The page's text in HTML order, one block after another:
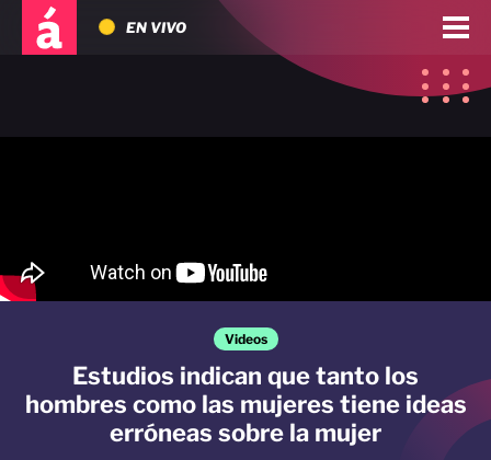
EN VIVO
Videos
Estudios indican que tanto los
hombres como las mujeres tiene ideas
erróneas sobre la mujer